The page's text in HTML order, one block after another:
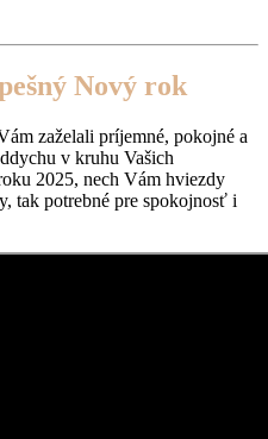
Nový rok
zaželali príjemné, pokojné a
v kruhu Vašich
2025, nech Vám hviezdy
tak potrebné pre spokojnosť i